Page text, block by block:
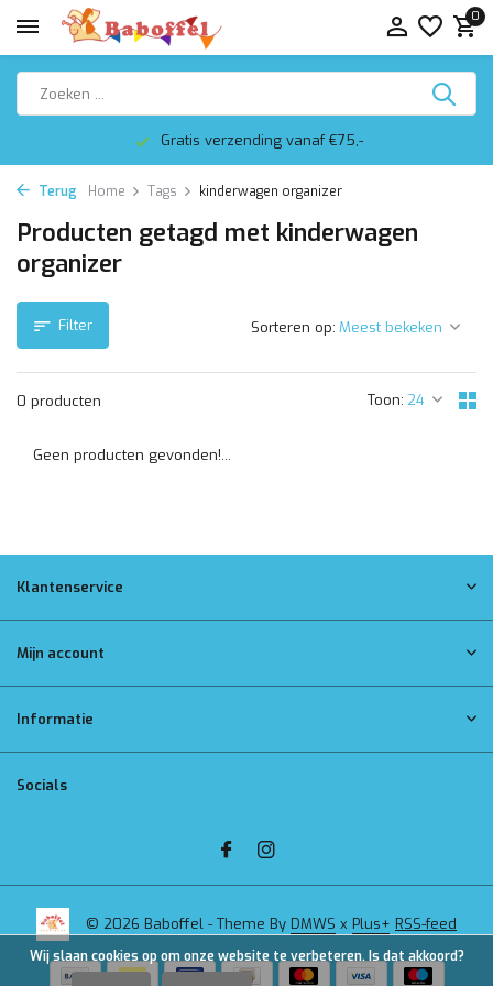
0
Gratis verzending vanaf €75,-
Terug Home Tags kinderwagen organizer
Producten getagd met kinderwagen
organizer
Filter
0 producten Toon:
Sorteren op:
Geen producten gevonden!...
Klantenservice
Mijn account
Informatie
Socials
© 2026 Baboffel - Theme By DMWS x Plus+ RSS-feed
Wij slaan cookies op om onze website te verbeteren. Is dat akkoord?